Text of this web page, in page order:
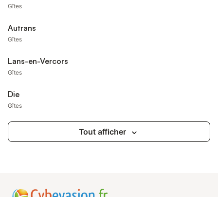
Gîtes
Autrans
Gîtes
Lans-en-Vercors
Gîtes
Die
Gîtes
Tout afficher